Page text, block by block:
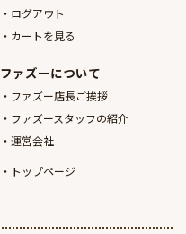
ログアウト
カートを見る
ファズーについて
ファズー店長ご挨拶
ファズースタッフの紹介
運営会社
トップページ